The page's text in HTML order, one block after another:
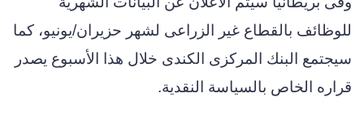
للوظائف بالقطاع غير الزراعى لشهر حزيران/يونيو، كما
سيجتمع البنك المركزى الكندى خلال هذا الأسبوع يصدر
قراره الخاص بالسياسة النقدية.